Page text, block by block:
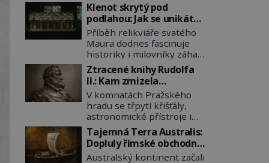
Klenot skrytý pod
podlahou: Jak se unikátní
románský poklad dostal
do zapadlého Bečova?
Příběh relikviáře svatého
Maura dodnes fascinuje
historiky i milovníky záhad
po celém světě. Tato
románská zlatnická
památka ze 13. století je
po českých korunovačních
klenotech druhým
nejcennějším movitým
majetkem v České
republice. Přestože byl
klenot v roce 1985 po
Ztracené knihy Rudolfa
II.: Kam zmizela
nejzáhadnější knihovna
Evropy?
V komnatách Pražského
hradu se třpytí křišťály,
astronomické přístroje i
podivné alchymistické
rukopisy. Císař Rudolf II.
shromažďuje vše, co
souvisí s tajemstvím
Tajemná Terra Australis:
Dopluly římské obchodní
lodě až do Austrálie?
Australský kontinent začali